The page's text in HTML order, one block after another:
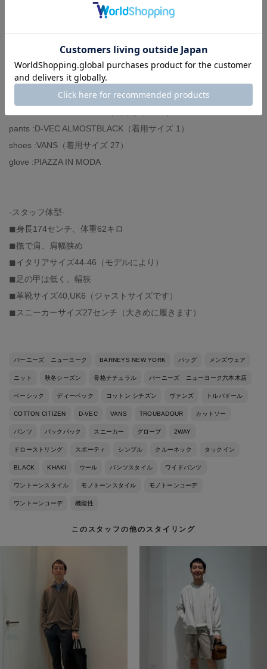
タイリングもオススメ（写真7枚目参照）ですので、是非お試しく
knit :BARNEYS NEW YORK（着用サイズ 48）
bag :TROUBADOUR
pants :D-VEC ALMOSTBLACK（着用サイズ 1）
shoes :VANS（着用サイズ 27）
glove :PIAZZA IN MODA
-スタッフ体型-
◼︎身長174センチ、体重62キロ
◼︎撫で肩、肩幅狭め
◼︎イタリアサイズ44-46（モデルにより）
◼︎足の甲は低く、幅狭
◼︎革靴サイズ40,UK6（ジャストサイズです）
◼︎スニーカーサイズ27センチ（大きめに履きます）
バーニーズ ニューヨーク BARNEYS NEW YORK バッグ メンズウェア
ニット 秋冬シーズン 骨格ナチュラル バーニーズ ニューヨーク六本木店
ベーシック ディーベック コットン シチズン ヴァンズ トルバドール
COTTON CITIZEN D-VEC VANS TROUBADOUR カットソー
パンツ バックパック スニーカー グローブ 2WAY
ドローストリング スポーティ シンプル クルーネック タックイン
BLACK KHAKI ウール パンツスタイル ワイドパンツ
ワントーンスタイル モノトーンスタイル モノトーンコーデ
ワントーンコーデ 機能性
このスタッフの他のスタイリング